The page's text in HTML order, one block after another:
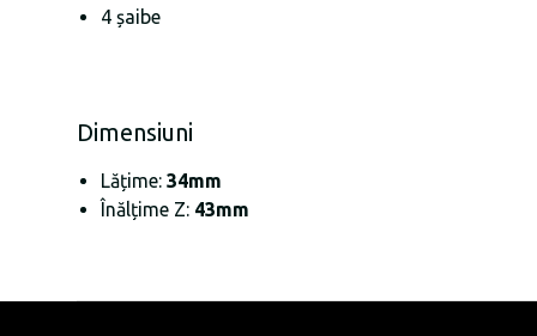
4 șaibe
Dimensiuni
Lățime: 34mm
Înălțime Z: 43mm